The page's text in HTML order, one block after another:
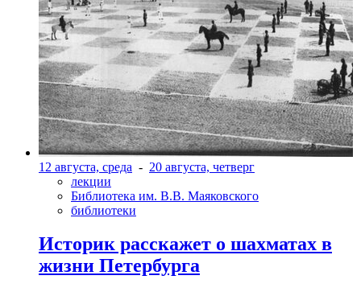
12 августа, среда - 20 августа, четверг
лекции
Библиотека им. В.В. Маяковского
библиотеки
Историк расскажет о шахматах в
жизни Петербурга